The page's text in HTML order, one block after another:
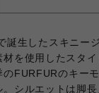
生したスキニー
を使用したスタ
FURFURのキー
シルエットは脚